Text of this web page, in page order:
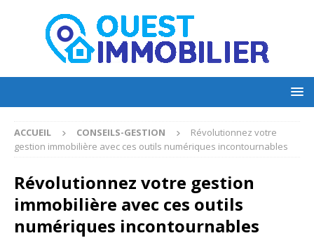
ACCUEIL CONSEILS-GESTION
Révolutionnez votre
gestion immobilière avec ces outils numériques incontournables
Révolutionnez votre gestion
immobilière avec ces outils
numériques incontournables